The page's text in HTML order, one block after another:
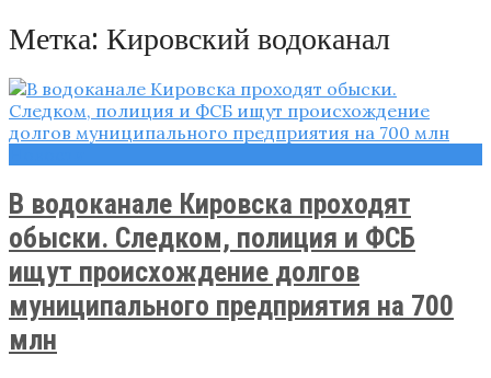
Метка: Кировский водоканал
В водоканале Кировска проходят
обыски. Следком, полиция и ФСБ
ищут происхождение долгов
муниципального предприятия на 700
млн